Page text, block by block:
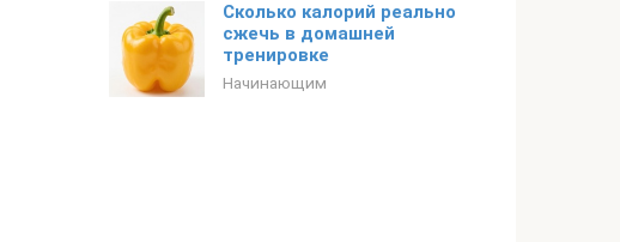
Сколько калорий реально
сжечь в домашней
тренировке
Начинающим